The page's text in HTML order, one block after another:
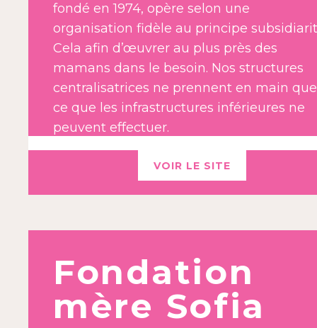
fondé en 1974, opère selon une
organisation fidèle au principe
Cela afin d’œuvrer au plus près des
mamans dans le besoin. Nos structures
centralisatrices ne prennent en main que
ce que les infrastructures inférieures ne
peuvent effectuer.
VOIR LE SITE
Fondation
mère Sofia